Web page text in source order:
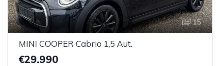
15
MINI COOPER Cabrio 1,5 Aut.
€29.990